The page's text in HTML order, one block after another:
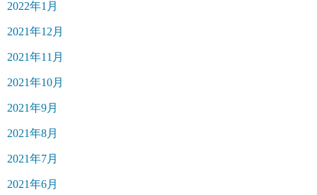
2022年1月
2021年12月
2021年11月
2021年10月
2021年9月
2021年8月
2021年7月
2021年6月